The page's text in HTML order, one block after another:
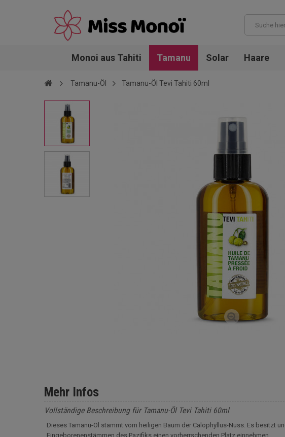
Monoi aus Tahiti Tamanu Solar Haare
Tamanu-Öl Tamanu-Öl Tevi Tahiti 60ml
Mehr Infos
Vollständige Beschreibung für Tamanu-Öl Tevi Tahiti 60ml
Dieses Tamanu-Öl stammt vom heiligen Baum der Calophyllus-Nuss. Es besitzt
Eingeborenenstämmen des Pazifiks einen vorherrschenden Platz einnehmen.